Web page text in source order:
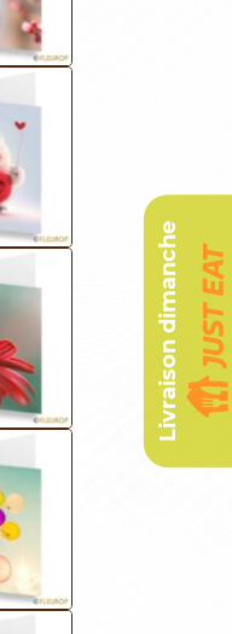
Livraison dimanche